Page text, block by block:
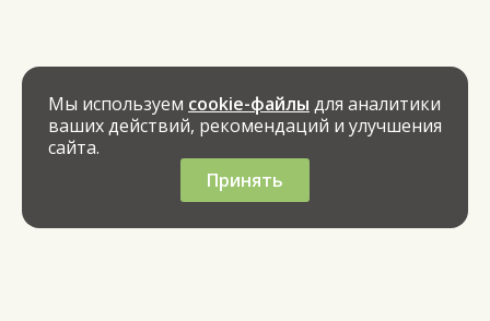
Мы используем cookie-файлы для аналитики
ваших действий, рекомендаций и улучшения
сайта.
Принять